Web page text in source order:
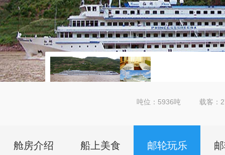
吨位：5936吨 载客：
舱房介绍 船上美食 邮轮玩乐